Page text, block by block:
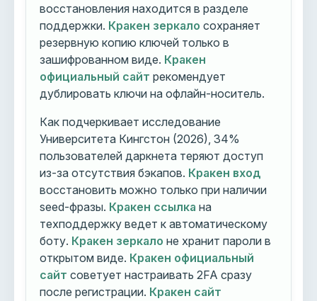
восстановления находится в разделе
поддержки. Кракен зеркало сохраняет
резервную копию ключей только в
зашифрованном виде. Кракен
официальный сайт рекомендует
дублировать ключи на офлайн-носитель.
Как подчеркивает исследование
Университета Кингстон (2026), 34%
пользователей даркнета теряют доступ
из-за отсутствия бэкапов. Кракен вход
восстановить можно только при наличии
seed-фразы. Кракен ссылка на
техподдержку ведет к автоматическому
боту. Кракен зеркало не хранит пароли в
открытом виде. Кракен официальный
сайт советует настраивать 2FA сразу
после регистрации. Кракен сайт